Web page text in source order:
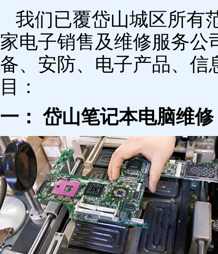
我们已覆岱山城区所有
家电子销售及维修服务公
备、安防、电子产品、信
目：
一： 岱山笔记本电脑维修